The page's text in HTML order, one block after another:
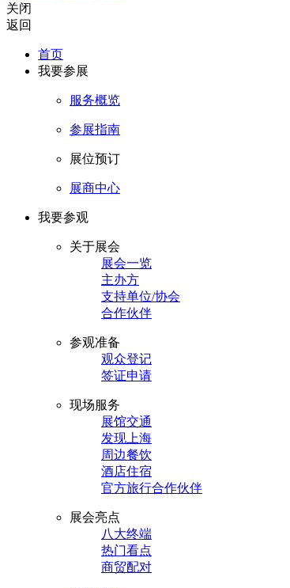
关闭
返回
首页
我要参展
服务概览
参展指南
展位预订
展商中心
我要参观
关于展会
展会一览
主办方
支持单位/协会
合作伙伴
参观准备
观众登记
签证申请
现场服务
展馆交通
发现上海
周边餐饮
酒店住宿
官方旅行合作伙伴
展会亮点
八大终端
热门看点
商贸配对